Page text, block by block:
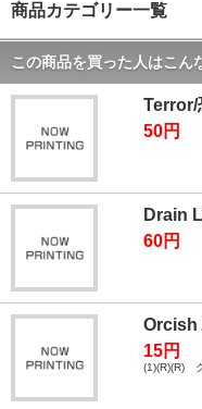
商品カテゴリー一覧
この商品を買った人はこん
Terror/
50円
Drain
60円
Orcish
15円
(1)(R)(R)